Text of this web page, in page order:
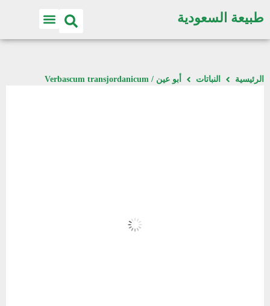
طبيعة السعودية
الرئيسية النباتات أبو عين / Verbascum transjordanicum